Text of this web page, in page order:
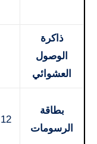
ذاكرة
الوصول
العشوائي
بطاقة
الرسومات